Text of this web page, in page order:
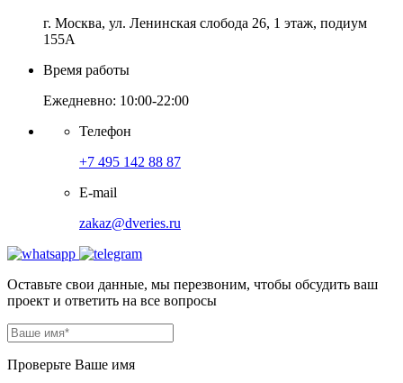
г. Москва, ул. Ленинская слобода 26, 1 этаж, подиум
155А
Время работы
Ежедневно: 10:00-22:00
Телефон
+7 495 142 88 87
E-mail
zakaz@dveries.ru
Оставьте свои данные, мы перезвоним, чтобы обсудить ваш
проект и ответить на все вопросы
Проверьте Ваше имя